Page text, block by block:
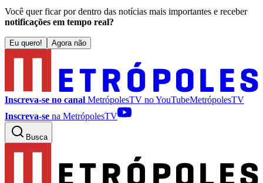
Você quer ficar por dentro das notícias mais importantes e receber
notificações em tempo real?
Eu quero! Agora não
Inscreva-se no canal MetrópolesTV noYouTubeMetrópolesTV
Inscreva-se na MetrópolesTV
Busca